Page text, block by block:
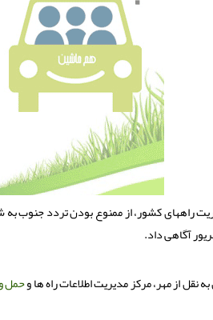
راههای كشور، از ممنوع بودن تردد جنوب
از مهر، مرکز مدیریت اطلاعات راه ها وحمل